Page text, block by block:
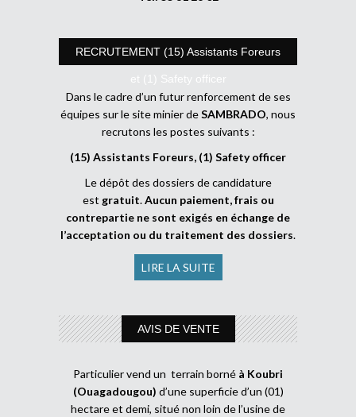
RECRUTEMENT (15) Assistants Foreurs
et (1) Safety officer
Dans le cadre d’un futur renforcement de ses
équipes sur le site minier deSAMBRADO, nous
recrutons les postes suivants :
(15) Assistants Foreurs, (1) Safety officer
Le dépôt des dossiers de candidature
est gratuit.Aucun paiement, frais ou
contrepartie ne sont exigés en échange de
l’acceptation ou du traitement des dossiers.
LIRE LA SUITE
AVIS DE VENTE
Particulier vend un terrain borné à Koubri
(Ouagadougou) d’une superficie d’un (01)
hectare et demi, situé non loin de l’usine de